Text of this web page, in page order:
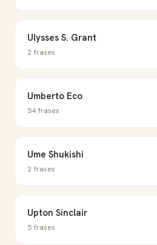
Ulysses S. Grant
2 frases
Umberto Eco
54 frases
Ume Shukishi
2 frases
Upton Sinclair
5 frases